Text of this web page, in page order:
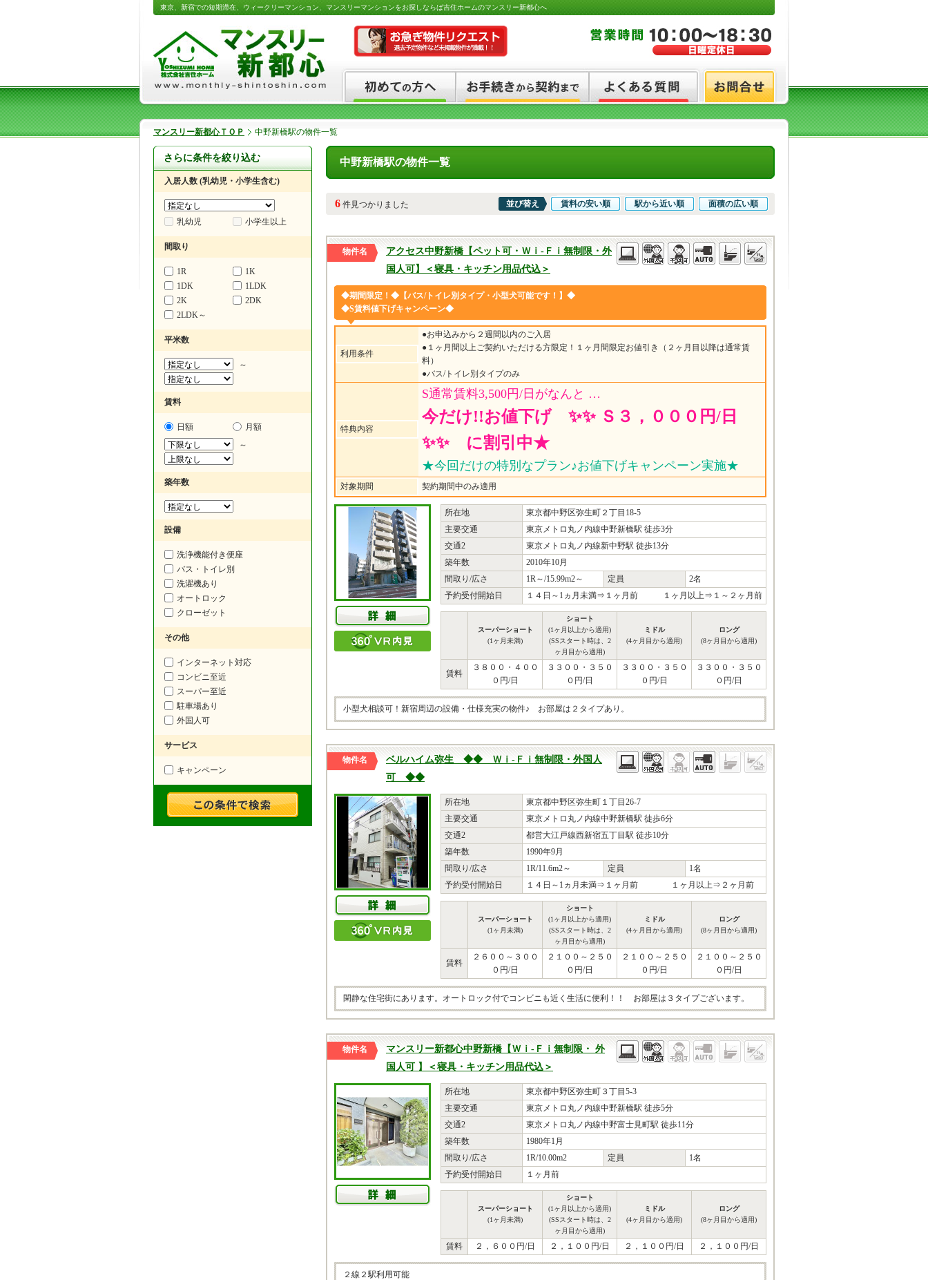
東京、新宿での短期滞在、ウィークリーマンション、マンスリーマンションをお探しならば吉住ホームのマンスリー新都心へ
マンスリー新都心ＴＯＰ 中野新橋駅の物件一覧
中野新橋駅の物件一覧
6 件見つかりました 並び替え 賃料の安い順 駅から近い順 面積の広い順
物件名
アクセス中野新橋【ペット可・Ｗｉ-Ｆｉ無制限・外
国人可】＜寝具・キッチン用品代込＞
◆期間限定！◆【バス/トイレ別タイプ・小型犬可能です！】◆
◆S賃料値下げキャンペーン◆
利用条件
●お申込みから２週間以内のご入居
●１ヶ月間以上ご契約いただける方限定！１ヶ月間限定お値引き（２ヶ月目以降は通常賃
料）
●バス/トイレ別タイプのみ
特典内容
S通常賃料3,500円/日がなんと …
今だけ!!お値下げ ✨✨ Ｓ３，０００円/日
✨✨ に割引中★
★今回だけの特別なプラン♪お値下げキャンペーン実施★
対象期間 契約期間中のみ適用
所在地
東京都中野区弥生町２丁目18-5
主要交通
東京メトロ丸ノ内線中野新橋駅 徒歩3分
交通2
東京メトロ丸ノ内線新中野駅 徒歩13分
築年数
2010年10月
間取り/広さ
1R～/15.99m2～ 定員
2名
予約受付開始日
１４日～1ヵ月未満⇒１ヶ月前 １ヶ月以上⇒１～２ヶ月前
スーパーショート
(1ヶ月未満)
ショート
(1ヶ月以上から適用)
(SSスタート時は、2
ヶ月目から適用)
ミドル
(4ヶ月目から適用)
ロング
(8ヶ月目から適用)
賃料
３８００・４００
０円/日
３３００・３５０
０円/日
３３００・３５０
０円/日
３３００・３５０
０円/日
小型犬相談可！新宿周辺の設備・仕様充実の物件♪ お部屋は２タイプあり。
物件名
ベルハイム弥生 ◆◆ Ｗｉ-Ｆｉ無制限・外国人
可 ◆◆
所在地
東京都中野区弥生町１丁目26-7
主要交通
東京メトロ丸ノ内線中野新橋駅 徒歩6分
交通2
都営大江戸線西新宿五丁目駅 徒歩10分
築年数
1990年9月
間取り/広さ
1R/11.6m2～ 定員
1名
予約受付開始日
１４日～1ヵ月未満⇒１ヶ月前 １ヶ月以上⇒２ヶ月前
スーパーショート
(1ヶ月未満)
ショート
(1ヶ月以上から適用)
(SSスタート時は、2
ヶ月目から適用)
ミドル
(4ヶ月目から適用)
ロング
(8ヶ月目から適用)
賃料
２６００～３００
０円/日
２１００～２５０
０円/日
２１００～２５０
０円/日
２１００～２５０
０円/日
閑静な住宅街にあります。オートロック付でコンビニも近く生活に便利！！ お部屋は３タイプございます。
物件名
マンスリー新都心中野新橋【Ｗｉ-Ｆｉ無制限・ 外
国人可 】＜寝具・キッチン用品代込＞
所在地
東京都中野区弥生町３丁目5-3
主要交通
東京メトロ丸ノ内線中野新橋駅 徒歩5分
交通2
東京メトロ丸ノ内線中野富士見町駅 徒歩11分
築年数
1980年1月
間取り/広さ
1R/10.00m2 定員
1名
予約受付開始日
１ヶ月前
スーパーショート
(1ヶ月未満)
ショート
(1ヶ月以上から適用)
(SSスタート時は、2
ヶ月目から適用)
ミドル
(4ヶ月目から適用)
ロング
(8ヶ月目から適用)
賃料 ２，６００円/日 ２，１００円/日 ２，１００円/日 ２，１００円/日
２線２駅利用可能
さらに条件を絞り込む
入居人数 (乳幼児・小学生含む)
乳幼児 小学生以上
間取り
1R
1K
1DK
1LDK
2K
2DK
2LDK～
平米数
～
賃料
日額
月額
～
築年数
設備
洗浄機能付き便座
バス・トイレ別
洗濯機あり
オートロック
クローゼット
その他
インターネット対応
コンビニ至近
スーパー至近
駐車場あり
外国人可
サービス
キャンペーン